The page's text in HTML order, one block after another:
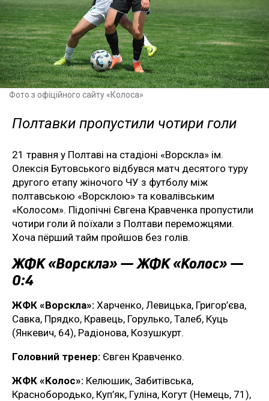
Фото з офіційного сайту «Колоса»
Полтавки пропустили чотири голи
21 травня у Полтаві на стадіоні «Ворскла» ім.
Олексія Бутовського відбувся матч десятого туру
другого етапу жіночого ЧУ з футболу між
полтавською «Ворсклою» та ковалівським
«Колосом». Підопічні Євгена Кравченка пропустили
чотири голи й поїхали з Полтави переможцями.
Хоча пёрший тайм пройшов без голів.
ЖФК «Ворскла» — ЖФК «Колос» —
0:4
ЖФК «Ворскла»: Харченко, Левицька, Григор’єва,
Савка, Прядко, Кравець, Горулько, Талеб, Куць
(Янкевич, 64), Радіонова, Козушкурт.
Головний тренер: Євген Кравченко.
ЖФК «Колос»: Келюшик, Забитівська,
Краснобородько, Куп’як, Гуліна, Когут (Немець, 71),